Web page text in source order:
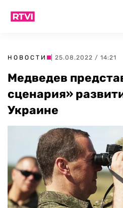
НОВОСТИ | 25.08.2022 / 14:21
Медведев
сценария»
Украине